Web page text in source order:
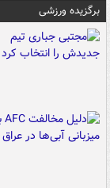
برگزیده ورزشی